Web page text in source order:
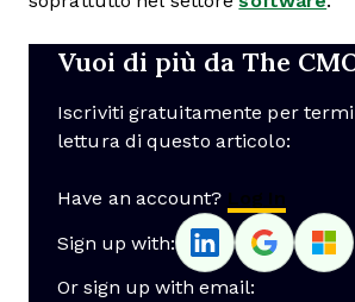
Vuoi di più da The
Iscriviti gratuitamente per
lettura di questo articolo:
Have an account? Log In
Sign up with:
Or sign up with email: